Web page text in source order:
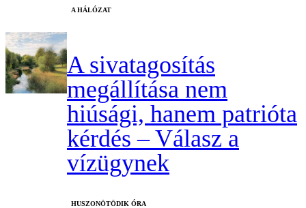
A HÁLÓZAT
A sivatagosítás
megállítása nem
hiúsági, hanem patrióta
kérdés – Válasz a
vízügynek
HUSZONÖTÖDIK ÓRA